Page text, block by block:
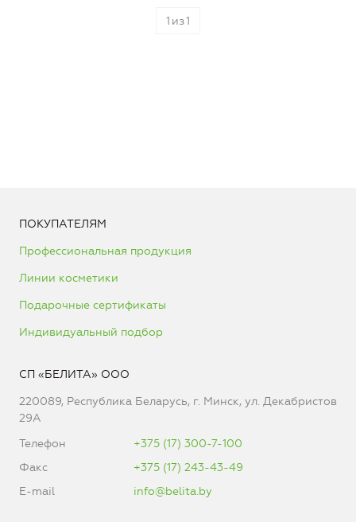
1 из1
ПОКУПАТЕЛЯМ
Профессиональная продукция
Линии косметики
Подарочные сертификаты
Индивидуальный подбор
СП «БЕЛИТА» ООО
220089, Республика Беларусь, г. Минск, ул. Декабристов
29А
Телефон
+375 (17) 300-7-100
Факс
+375 (17) 243-43-49
E-mail
info@belita.by